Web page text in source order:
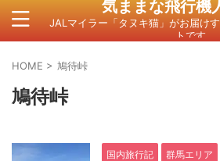
気ままな飛行機
JALマイラー「タヌキ猫」がお届け
トです。
HOME > 鳩待峠
鳩待峠
国内旅行記 群馬エリア